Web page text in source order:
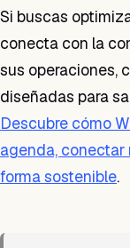
Si buscas
conecta con la
sus operaciones,
diseñadas para
Descubre cómo
agenda,
forma sostenible.